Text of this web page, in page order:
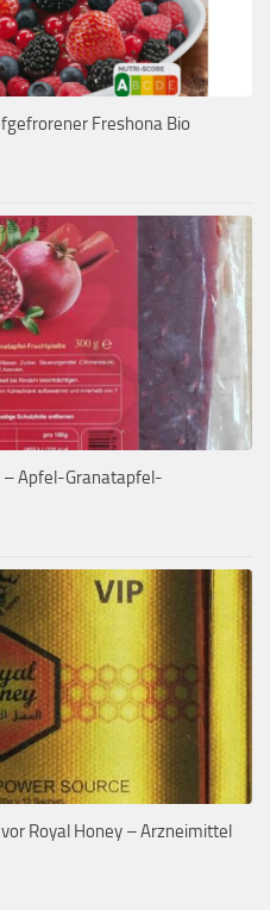
Freshona Bio
– Apfel-Granatapfel-
Royal Honey – Arzneimittel